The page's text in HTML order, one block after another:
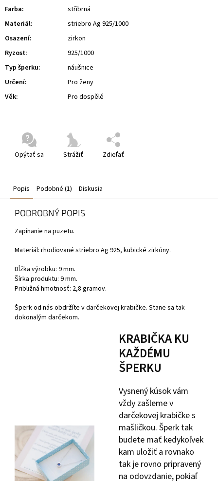
Opýtať sa Strážiť Zdieľať
Farba:
stříbrná
Materiál:
striebro Ag 925/1000
Osazení:
zirkon
Ryzost:
925/1000
Typ šperku:
náušnice
Určení:
Pro ženy
Věk: Pro dospělé
Popis Podobné (1) Diskusia
PODROBNÝ POPIS
Zapínanie na puzetu.
Materiál: rhodiované striebro Ag 925, kubické zirkóny.
Dĺžka výrobku: 9 mm.
Šírka produktu: 9 mm.
Približná hmotnosť: 2,8 gramov.
Šperk od nás obdržíte v darčekovej krabičke. Stane sa tak
dokonalým darčekom.
KRABIČKA KU
KAŽDÉMU
ŠPERKU
Vysnený kúsok vám
vždy zašleme v
darčekovej krabičke s
mašličkou. Šperk tak
budete mať kedykoľvek
kam uložiť a rovnako
tak je rovno pripravený
na odovzdanie, pokiaľ